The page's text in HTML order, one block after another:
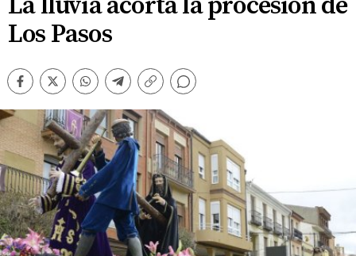
Los Pasos
Facebook
TwitterWhatsappTelegram
Copiar
Comentarios